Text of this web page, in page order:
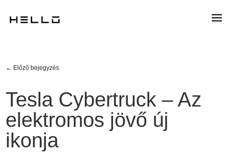
← Előző bejegyzés
Tesla Cybertruck – Az
elektromos jövő új
ikonja